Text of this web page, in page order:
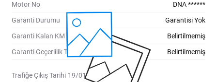
Motor No DNA ******
Garanti Durumu Garantisi Yok
Garanti Kalan KM Belirtilmemiş
Garanti Geçerlilik Tarihi Belirtilmemiş
Trafiğe Çıkış Tarihi 19/01/2024